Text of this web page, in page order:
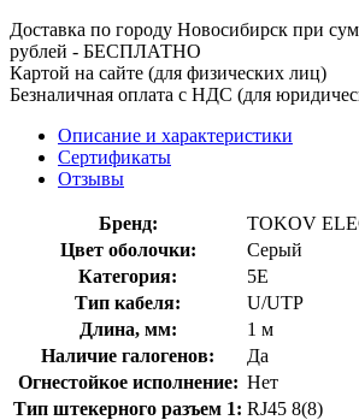
Доставка по городу Новосибирск при
рублей -
Картой на сайте (для физических лиц)
Безналичная оплата с НДС (для
Описание и характеристики
Сертификаты
Отзывы
Бренд:
TOKOV
Цвет оболочки:
Серый
Категория:
5E
Тип кабеля:
U/UTP
Длина, мм:
1 м
Наличие галогенов:
Да
Огнестойкое исполнение: Нет
Тип штекерного разъем 1: RJ45 8(8)